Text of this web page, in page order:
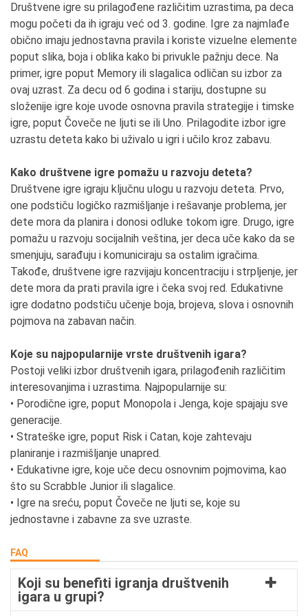
Društvene igre su prilagođene različitim uzrastima, pa deca
mogu početi da ih igraju već od 3. godine. Igre za najmlađe
obično imaju jednostavna pravila i koriste vizuelne elemente
poput slika, boja i oblika kako bi privukle pažnju dece. Na
primer, igre poput Memory ili slagalica odličan su izbor za
ovaj uzrast. Za decu od 6 godina i stariju, dostupne su
složenije igre koje uvode osnovna pravila strategije i timske
igre, poput Čoveče ne ljuti se ili Uno. Prilagodite izbor igre
uzrastu deteta kako bi uživalo u igri i učilo kroz zabavu.
Kako društvene igre pomažu u razvoju deteta?
Društvene igre igraju ključnu ulogu u razvoju deteta. Prvo,
one podstiču logičko razmišljanje i rešavanje problema, jer
dete mora da planira i donosi odluke tokom igre. Drugo, igre
pomažu u razvoju socijalnih veština, jer deca uče kako da se
smenjuju, sarađuju i komuniciraju sa ostalim igračima.
Takođe, društvene igre razvijaju koncentraciju i strpljenje, jer
dete mora da prati pravila igre i čeka svoj red. Edukativne
igre dodatno podstiču učenje boja, brojeva, slova i osnovnih
pojmova na zabavan način.
Koje su najpopularnije vrste društvenih igara?
Postoji veliki izbor društvenih igara, prilagođenih različitim
interesovanjima i uzrastima. Najpopularnije su:
• Porodične igre, poput Monopola i Jenga, koje spajaju sve
generacije.
• Strateške igre, poput Risk i Catan, koje zahtevaju
planiranje i razmišljanje unapred.
• Edukativne igre, koje uče decu osnovnim pojmovima, kao
što su Scrabble Junior ili slagalice.
• Igre na sreću, poput Čoveče ne ljuti se, koje su
jednostavne i zabavne za sve uzraste.
FAQ
Koji su benefiti igranja društvenih
igara u grupi?